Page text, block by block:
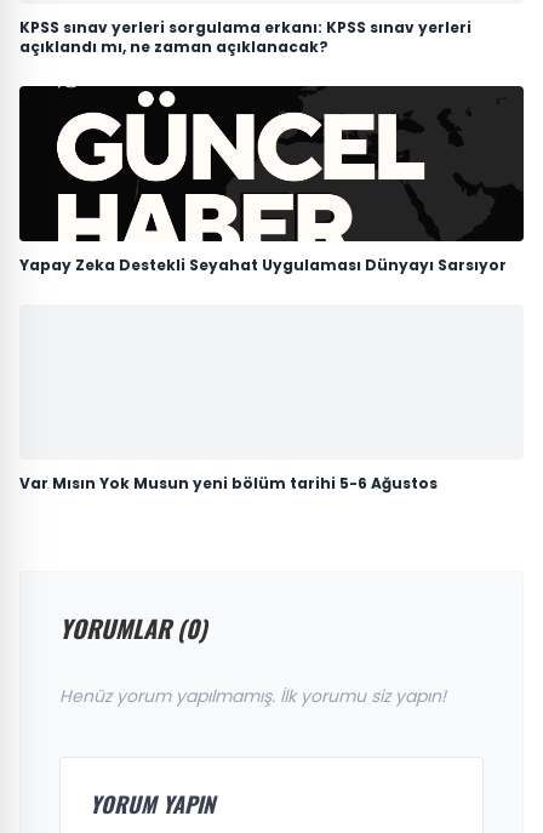
KPSS sınav yerleri sorgulama erkanı: KPSS sınav yerleri
açıklandı mı, ne zaman açıklanacak?
Yapay Zeka Destekli Seyahat Uygulaması Dünyayı Sarsıyor
Var Mısın Yok Musun yeni bölüm tarihi 5-6 Ağustos
YORUMLAR (0)
Henüz yorum yapılmamış. İlk yorumu siz yapın!
YORUM YAPIN